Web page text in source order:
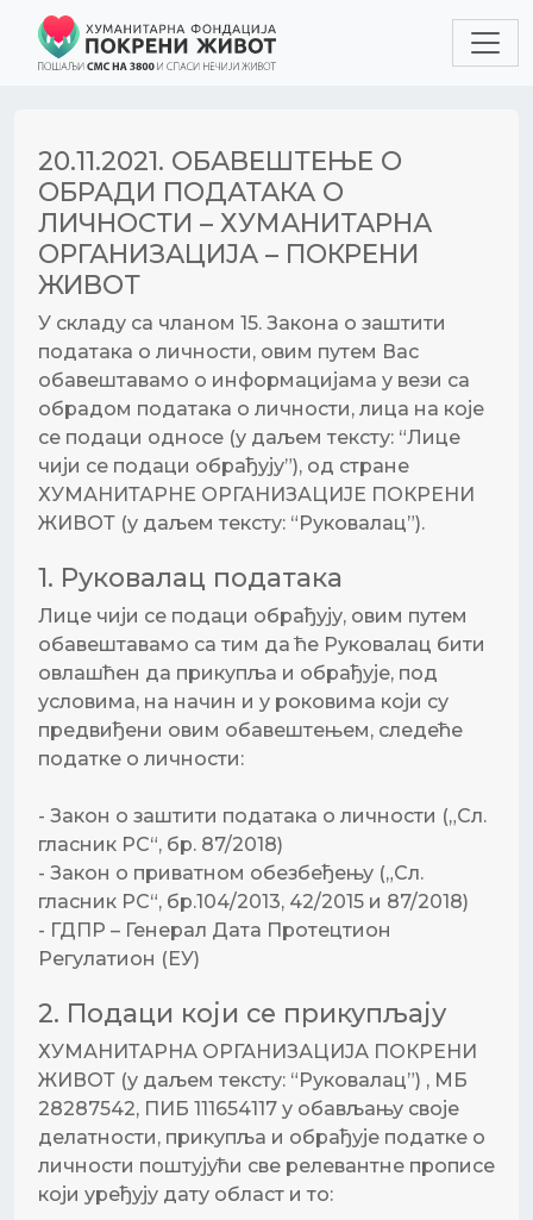
20.11.2021. ОБАВЕШТЕЊЕ О
ОБРАДИ ПОДАТАКА О
ЛИЧНОСТИ – ХУМАНИТАРНА
ОРГАНИЗАЦИЈА – ПОКРЕНИ
ЖИВОТ
У складу са чланом 15. Закона о заштити
података о личности, овим путем Вас
обавештавамо о информацијама у вези са
обрадом података о личности, лица на које
се подаци односе (у даљем тексту: “Лице
чији се подаци обрађују”), од стране
ХУМАНИТАРНЕ ОРГАНИЗАЦИЈЕ ПОКРЕНИ
ЖИВОТ (у даљем тексту: “Руковалац”).
1. Руковалац података
Лице чији се подаци обрађују, овим путем
обавештавамо са тим да ће Руковалац бити
овлашћен да прикупља и обрађује, под
условима, на начин и у роковима који су
предвиђени овим обавештењем, следеће
податке о личности:
- Закон о заштити података о личности („Сл.
гласник РС“, бр. 87/2018)
- Закон о приватном обезбеђењу („Сл.
гласник РС“, бр.104/2013, 42/2015 и 87/2018)
- ГДПР – Генерал Дата Протецтион
Регулатион (ЕУ)
2. Подаци који се прикупљају
ХУМАНИТАРНА ОРГАНИЗАЦИЈА ПОКРЕНИ
ЖИВОТ (у даљем тексту: “Руковалац”) , МБ
28287542, ПИБ 111654117 у обављању своје
делатности, прикупља и обрађује податке о
личности поштујући све релевантне прописе
који уређују дату област и то: